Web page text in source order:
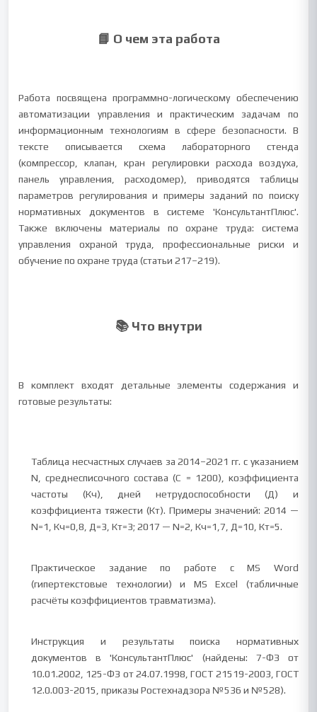
📘 О чем эта работа
Работа посвящена программно-логическому обеспечению
автоматизации управления и практическим задачам по
информационным технологиям в сфере безопасности. В
тексте описывается схема лабораторного стенда
(компрессор, клапан, кран регулировки расхода воздуха,
панель управления, расходомер), приводятся таблицы
параметров регулирования и примеры заданий по поиску
нормативных документов в системе 'КонсультантПлюс'.
Также включены материалы по охране труда: система
управления охраной труда, профессиональные риски и
обучение по охране труда (статьи 217–219).
📚 Что внутри
В комплект входят детальные элементы содержания и
готовые результаты:
Таблица несчастных случаев за 2014–2021 гг. с указанием
N, среднесписочного состава (С = 1200), коэффициента
частоты (Кч), дней нетрудоспособности (Д) и
коэффициента тяжести (Кт). Примеры значений: 2014 —
N=1, Кч=0,8, Д=3, Кт=3; 2017 — N=2, Кч=1,7, Д=10, Кт=5.
Практическое задание по работе с MS Word
(гипертекстовые технологии) и MS Excel (табличные
расчёты коэффициентов травматизма).
Инструкция и результаты поиска нормативных
документов в 'КонсультантПлюс' (найдены: 7-ФЗ от
10.01.2002, 125-ФЗ от 24.07.1998, ГОСТ 21519-2003, ГОСТ
12.0.003-2015, приказы Ростехнадзора №536 и №528).